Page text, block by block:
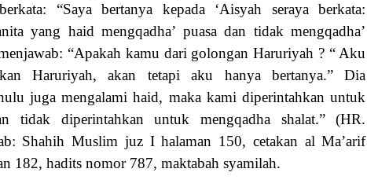
“Saya bertanya kepada ‘Aisyah seraya berkata:
yang haid mengqadha’ puasa dan tidak mengqadha’
“Apakah kamu dari golongan Haruriyah ? “ Aku
Haruriyah, akan tetapi aku hanya bertanya.” Dia
juga mengalami haid, maka kami diperintahkan untuk
tidak diperintahkan untuk mengqadha shalat.” (HR.
Shahih Muslim juz I halaman 150, cetakan al Ma’arif
182, hadits nomor 787, maktabah syamilah.